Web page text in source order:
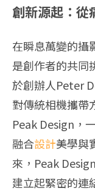
創新源起：從
在瞬息萬變的攝
是創作者的共同
於創辦人Peter
對傳統相機攜帶
Peak Design，
融合設計美學與
來，Peak
建立起緊密的連